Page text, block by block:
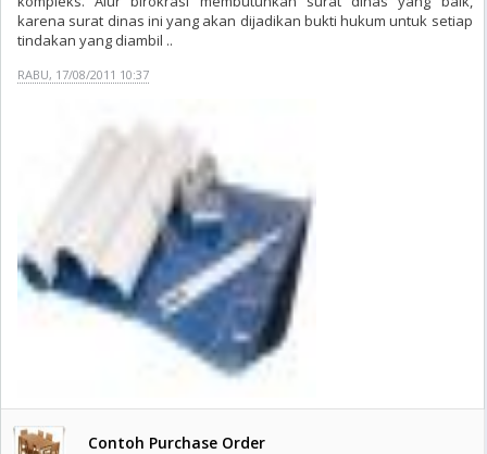
karena surat dinas ini yang akan dijadikan bukti hukum untuk setiap
tindakan yang diambil ..
RABU, 17/08/2011 10:37
Contoh Purchase Order